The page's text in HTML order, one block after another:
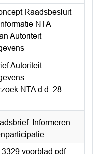
Raadsbesluit
NTA-
Autoriteit
Autoriteit
NTA d.d. 28
Informeren
3329 voorblad.pdf